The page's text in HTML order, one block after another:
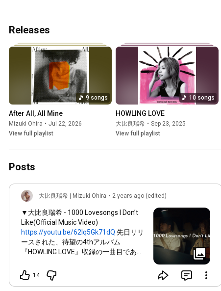
Remix)
Releases
9 songs
After All, All Mine
Mizuki Ohira • Jul 22, 2026
View full playlist
10 songs
HOWLING LOVE
大比良瑞希 • Sep 23, 2025
View full playlist
Posts
大比良瑞希 | Mizuki Ohira • 2 years ago (edited)
▼大比良瑞希 - 1000 Lovesongs I Don’t
Like(Official Music Video)
https://youtu.be/62lq5Gk71dQ
ースされた、待望の4thアルバム
『HOWLING LOVE』収録の一曲目であ
曲・プロデュースいただいたコラボ曲
「1000 Lovesongs I Don’t Like」のミュ
14